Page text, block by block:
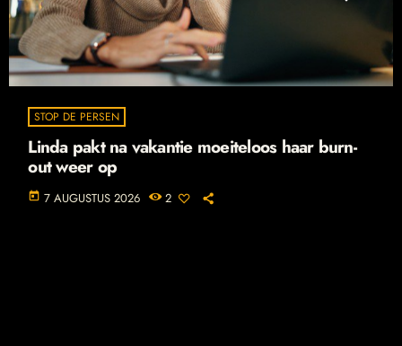
STOP DE PERSEN
Linda pakt na vakantie moeiteloos haar burn-
out weer op
today 7 AUGUSTUS 2026 2